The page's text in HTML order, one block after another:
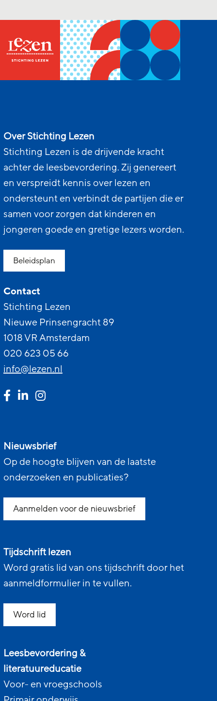
Over Stichting Lezen
Stichting Lezen is de drijvende kracht
achter de leesbevordering. Zij genereert
en verspreidt kennis over lezen en
ondersteunt en verbindt de partijen die er
samen voor zorgen dat kinderen en
jongeren goede en gretige lezers worden.
Beleidsplan
Contact
Stichting Lezen
Nieuwe Prinsengracht 89
1018 VR Amsterdam
020 623 05 66
info@lezen.nl
Nieuwsbrief
Op de hoogte blijven van de laatste
onderzoeken en publicaties?
Aanmelden voor de nieuwsbrief
Tijdschrift lezen
Word gratis lid van ons tijdschrift door het
aanmeldformulier in te vullen.
Word lid
Leesbevordering &
literatuureducatie
Voor- en vroegschools